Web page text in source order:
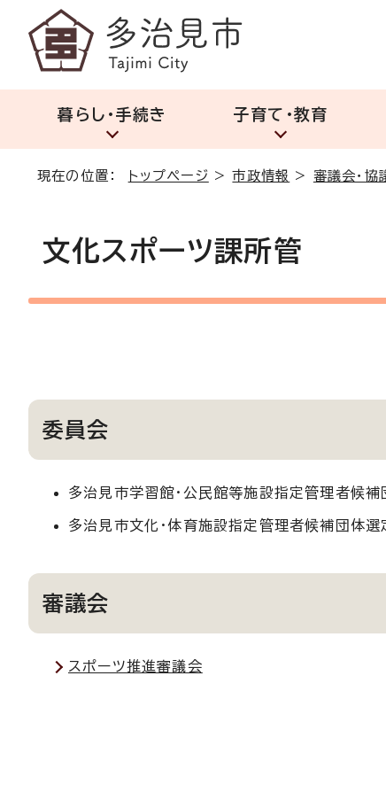
暮らし・手続き 子育て・教育
現在の位置： トップページ >市政情報 > 審議会・協
文化スポーツ課所管
委員会
多治見市学習館・公民館等施設指定管理者候
多治見市文化・体育施設指定管理者候補団体
審議会
スポーツ推進審議会